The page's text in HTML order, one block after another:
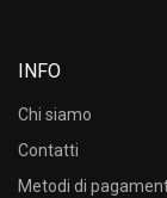
INFO
Chi siamo
Contatti
Metodi di